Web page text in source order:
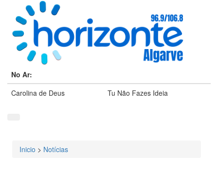
No Ar:
Carolina de Deus
Tu Não Fazes Ideia
Está aqui
Inicio > Notícias